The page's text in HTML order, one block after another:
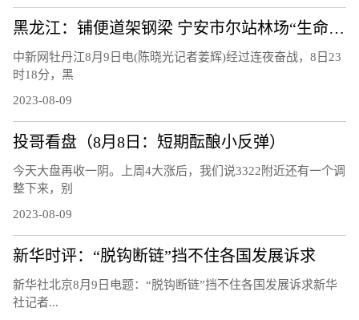
黑龙江：铺便道架钢梁 宁安市尔站林场“生命通道”打通
中新网牡丹江8月9日电(陈晓光记者姜辉)经过连夜奋战，8日23
时18分，黑
2023-08-09
投哥看盘（8月8日：短期酝酿小反弹）
今天大盘再收一阴。上周4大涨后，我们说3322附近还有一个调
整下来，别
2023-08-09
新华时评：“脱钩断链”挡不住各国发展诉求
新华社北京8月9日电题：“脱钩断链”挡不住各国发展诉求新华
社记者...